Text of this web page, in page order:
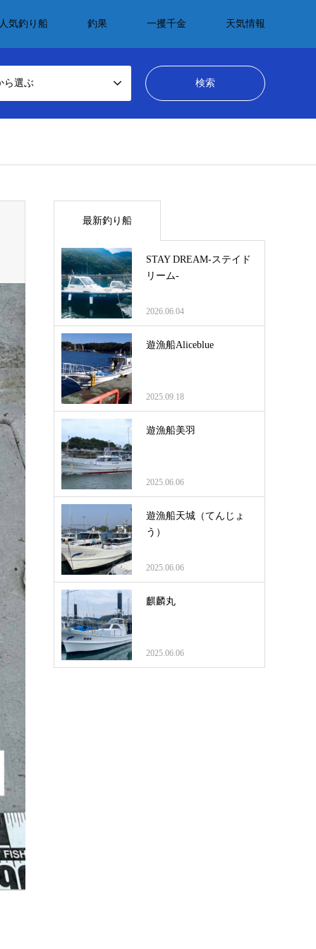
気釣り船 釣果 一攫千金 天気情報
ら選ぶ
最新釣り船
STAY DREAM-ステイド
リーム-
2026.06.04
遊漁船Aliceblue
2025.09.18
遊漁船美羽
2025.06.06
遊漁船天城（てんじょ
う）
2025.06.06
麒麟丸
2025.06.06